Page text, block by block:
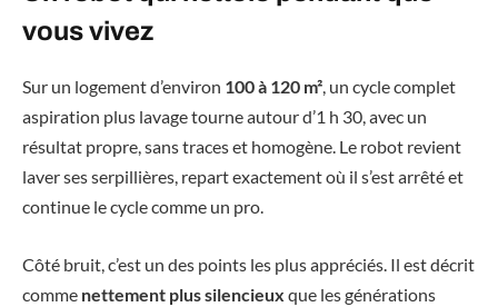
vous vivez
Sur un logement d’environ 100 à 120 m², un cycle complet
aspiration plus lavage tourne autour d’1 h 30, avec un
résultat propre, sans traces et homogène. Le robot revient
laver ses serpillières, repart exactement où il s’est arrêté et
continue le cycle comme un pro.
Côté bruit, c’est un des points les plus appréciés. Il est décrit
comme nettement plus silencieux que les générations